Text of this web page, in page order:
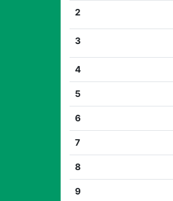
2
3
4
5
6
7
8
9